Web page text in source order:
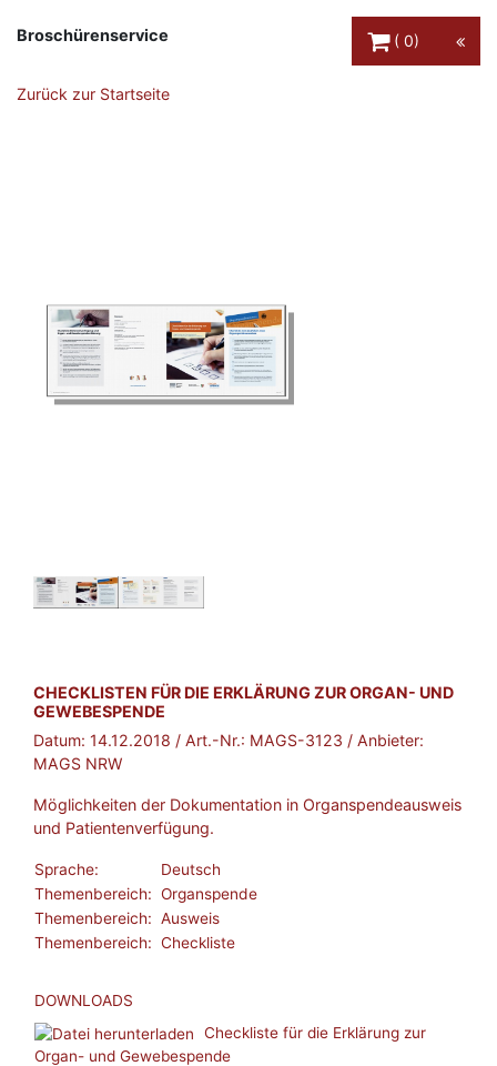
Broschürenservice
0
Zurück zur Startseite
BROSCHÜRE:
CHECKLISTEN FÜR DIE ERKLÄRUNG ZUR ORGAN- UND
GEWEBESPENDE
Datum: 14.12.2018 / Art.-Nr.: MAGS-3123 / Anbieter:
MAGS NRW
Möglichkeiten der Dokumentation in Organspendeausweis
und Patientenverfügung.
Sprache:
Deutsch
Themenbereich: Organspende
Themenbereich: Ausweis
Themenbereich: Checkliste
DOWNLOADS
Checkliste für die Erklärung zur
Organ- und Gewebespende